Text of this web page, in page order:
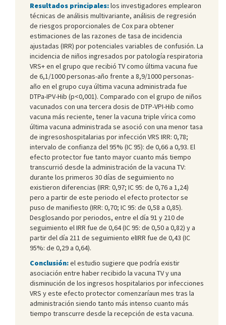
Resultados principales:los investigadores emplearon
técnicas de análisis multivariante, análisis de regresión
de riesgos proporcionales de Cox para obtener
estimaciones de las razones de tasa de incidencia
ajustadas (IRR) por potenciales variables de confusión. La
incidencia de niños ingresados por patología respiratoria
VRS+ en el grupo que recibió TV como última vacuna fue
de 6,1/1000 personas-año frente a 8,9/1000 personas-
año en el grupo cuya última vacuna administrada fue
DTPa-IPV-Hib (p<0,001). Comparado con el grupo de niños
vacunados con una tercera dosis de DTP-VPI-Hib como
vacuna más reciente, tener la vacuna triple vírica como
última vacuna administrada se asoció con una menor tasa
de ingresoshospitalarias por infección VRS IRR: 0,78;
intervalo de confianza del 95% (IC 95): de 0,66 a 0,93. El
efecto protector fue tanto mayor cuanto más tiempo
transcurrió desde la administración de la vacuna TV:
durante los primeros 30 días de seguimiento no
existieron diferencias (IRR: 0,97; IC 95: de 0,76 a 1,24)
pero a partir de este periodo el efecto protector se
puso de manifiesto (IRR: 0,70; IC 95: de 0,58 a 0,85).
Desglosando por periodos, entre el día 91 y 210 de
seguimiento el IRR fue de 0,64 (IC 95: de 0,50 a 0,82) y a
partir del día 211 de seguimiento elIRR fue de 0,43 (IC
95%: de 0,29 a 0,64).
Conclusión:el estudio sugiere que podría existir
asociación entre haber recibido la vacuna TV y una
disminución de los ingresos hospitalarios por infecciones
VRS y este efecto protector comenzaríaun mes tras la
administración siendo tanto más intenso cuanto más
tiempo transcurre desde la recepción de esta vacuna.